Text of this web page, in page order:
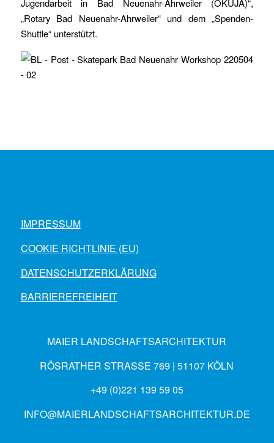
Jugendarbeit in Bad Neuenahr-Ahrweiler (OKUJA)“,
„Rotary Bad Neuenahr-Ahrweiler“ und dem „Spenden-
Shuttle“ unterstützt.
IMPRESSUM
COOKIE RICHTLINIE (EU)
DATENSCHUTZERKLÄRUNG
BARRIEREFREIHEIT
MAIER LANDSCHAFTSARCHITEKTUR
RÖSRATHER STRASSE 769 | 51107 KÖLN
+49 (0)221 139 59 05
INFO@MAIERLANDSCHAFTSARCHITEKTUR.DE